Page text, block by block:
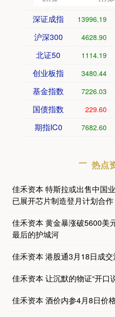
深证成指 13996.19
沪深300 4628.90
北证50 1114.19
创业板指 3480.44
基金指数 7226.03
国债指数 229.60
期指IC0 7682.60
热点
佳禾资本 特斯拉或出售中国
已展开芯片制造登月计划合作
佳禾资本 黄金暴涨破5600美
最后的护城河
佳禾资本 港股通3月18日成
佳禾资本 让沉默的物证“开口
佳禾资本 酒价内参4月8日价